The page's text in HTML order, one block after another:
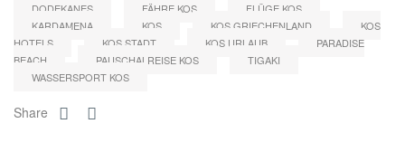
DODEKANES FÄHRE KOS
FLÜGE KOS
KARDAMENA
KOS KOS GRIECHENLAND
KOS
HOTELS
KOS STADT KOS URLAUB
PARADISE
BEACH
PAUSCHALREISE KOS
TIGAKI
WASSERSPORT KOS
Share